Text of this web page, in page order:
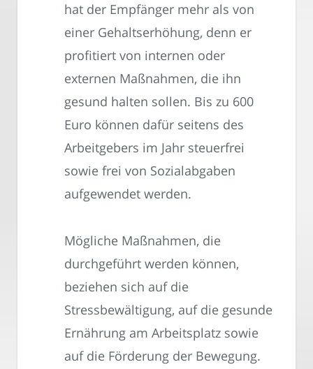
hat der Empfänger mehr als von
einer Gehaltserhöhung, denn er
profitiert von internen oder
externen Maßnahmen, die ihn
gesund halten sollen. Bis zu 600
Euro können dafür seitens des
Arbeitgebers im Jahr steuerfrei
sowie frei von Sozialabgaben
aufgewendet werden.
Mögliche Maßnahmen, die
durchgeführt werden können,
beziehen sich auf die
Stressbewältigung, auf die gesunde
Ernährung am Arbeitsplatz sowie
auf die Förderung der Bewegung.